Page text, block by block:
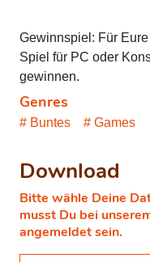
Gewinnspiel: Für
Spiel für PC oder
gewinnen.
Genres
Buntes Games
Download
Bitte wähle Deine
musst Du bei
angemeldet sein.